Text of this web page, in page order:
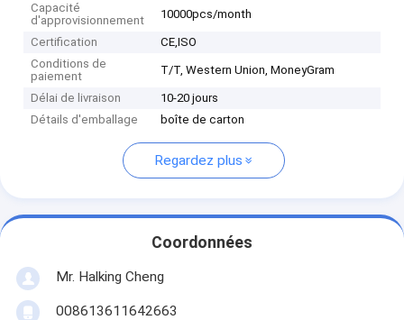
Capacité
d'approvisionnement
10000pcs/month
Certification
CE,ISO
Conditions de
paiement
T/T, Western Union, MoneyGram
Délai de livraison
10-20 jours
Détails d'emballage
boîte de carton
Regardez plus
Coordonnées
Mr. Halking Cheng
008613611642663